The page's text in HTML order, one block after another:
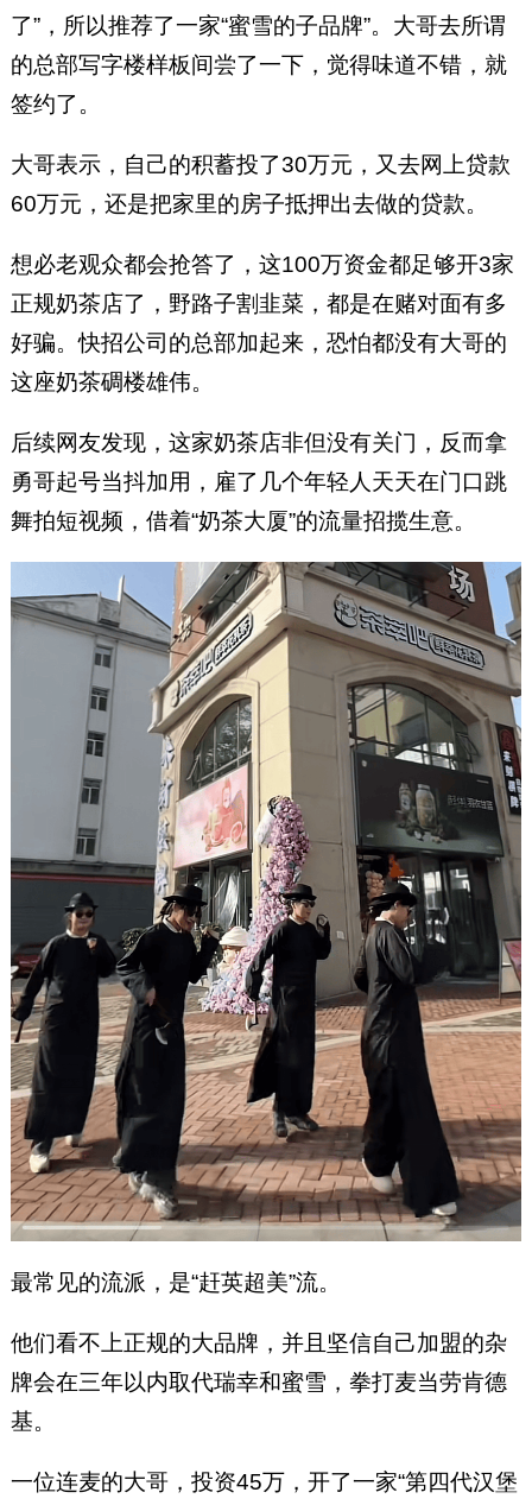
了”，所以推荐了一家“蜜雪的子品牌”。大哥去所谓
的总部写字楼样板间尝了一下，觉得味道不错，就
签约了。
大哥表示，自己的积蓄投了30万元，又去网上贷款
60万元，还是把家里的房子抵押出去做的贷款。
想必老观众都会抢答了，这100万资金都足够开3家
正规奶茶店了，野路子割韭菜，都是在赌对面有多
好骗。快招公司的总部加起来，恐怕都没有大哥的
这座奶茶碉楼雄伟。
后续网友发现，这家奶茶店非但没有关门，反而拿
勇哥起号当抖加用，雇了几个年轻人天天在门口跳
舞拍短视频，借着“奶茶大厦”的流量招揽生意。
最常见的流派，是“赶英超美”流。
他们看不上正规的大品牌，并且坚信自己加盟的杂
牌会在三年以内取代瑞幸和蜜雪，拳打麦当劳肯德
基。
一位连麦的大哥，投资45万，开了一家“第四代汉堡